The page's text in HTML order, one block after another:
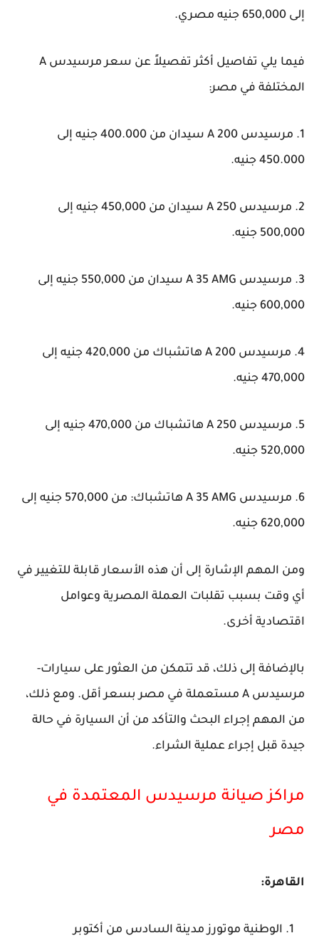
إلى 650,000 جنيه مصري.
فيما يلي تفاصيل أكثر تفصيلاً عن سعر مرسيدس A
المختلفة في مصر:
1. مرسيدس A 200 سيدان من 400.000 جنيه إلى
450.000 جنيه.
2. مرسيدس A 250 سيدان من 450,000 جنيه إلى
500,000 جنيه.
3. مرسيدس A 35 AMG سيدان من 550,000 جنيه إلى
600,000 جنيه.
4. مرسيدس A 200 هاتشباك من 420,000 جنيه إلى
470,000 جنيه.
5. مرسيدس A 250 هاتشباك من 470,000 جنيه إلى
520,000 جنيه.
6. مرسيدس A 35 AMG هاتشباك: من 570,000 جنيه إلى
620,000 جنيه.
ومن المهم الإشارة إلى أن هذه الأسعار قابلة للتغيير في
أي وقت بسبب تقلبات العملة المصرية وعوامل
اقتصادية أخرى.
بالإضافة إلى ذلك، قد تتمكن من العثور على سيارات-
مرسيدس A مستعملة في مصر بسعر أقل. ومع ذلك،
من المهم إجراء البحث والتأكد من أن السيارة في حالة
جيدة قبل إجراء عملية الشراء.
مراكز صيانة مرسيدس المعتمدة في
مصر
القاهرة:
الوطنية موتورز مدينة السادس من أكتوبر